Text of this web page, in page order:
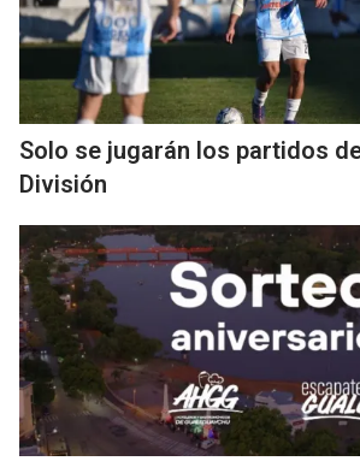
Solo se jugarán los partidos
División